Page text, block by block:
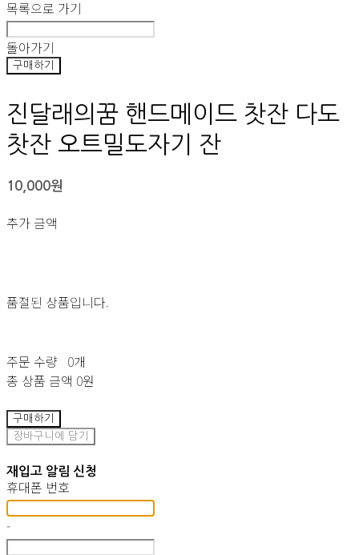
목록으로 가기
돌아가기
구매하기
진달래의꿈 핸드메이드 찻잔 다도
찻잔 오트밀도자기 잔
10,000원
추가 금액
품절된 상품입니다.
주문 수량 0개
총 상품 금액 0원
구매하기
장바구니에 담기
재입고 알림 신청
휴대폰 번호
-